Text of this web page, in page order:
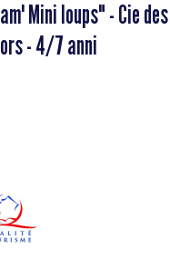
Mini loups" - Cie des
- 4/7 anni